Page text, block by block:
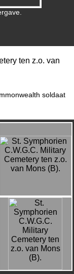
ten z.o. van
soldaat